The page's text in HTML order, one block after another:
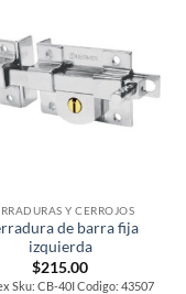
Y CERROJOS
de barra fija
izquierda
$215.00
Sku: CB-40I Codigo: 43507